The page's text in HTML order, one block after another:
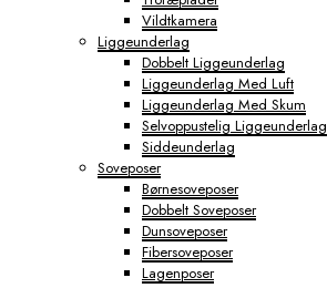
Vildtkamera
Liggeunderlag
Dobbelt Liggeunderlag
Liggeunderlag Med Luft
Liggeunderlag Med Skum
Selvoppustelig Liggeunderlag
Siddeunderlag
Soveposer
Børnesoveposer
Dobbelt Soveposer
Dunsoveposer
Fibersoveposer
Lagenposer